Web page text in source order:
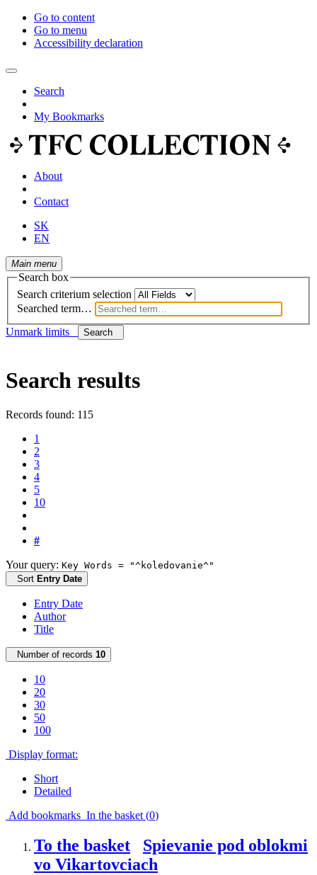
Go to content
Go to menu
Accessibility declaration
Search
My Bookmarks
About
Contact
SK
EN
Main menu
Search box
Search criterium selection
Searched term…
Unmark limits
Search
Search results
Records found: 115
1
2
3
4
5
10
#
Your query: Key Words = "^koledovanie^"
Sort Entry Date
Entry Date
Author
Title
Number of records 10
10
20
30
50
100
Display format:
Short
Detailed
Add bookmarks In the basket (0)
To the basket
Spievanie pod oblokmi
vo Vikartovciach